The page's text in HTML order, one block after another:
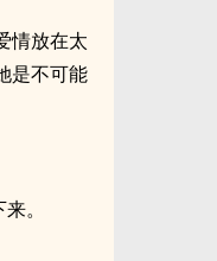
情放在太
是不可能
。